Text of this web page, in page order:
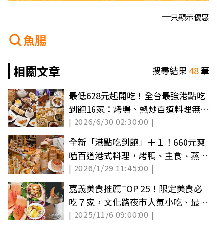
只顯示優惠
魚腸
相關文章
搜尋結果48筆
最低628元起開吃！全台最強港點吃
到飽16家：烤鴨、熱炒百道料理無限
夾
| 2026/6/30 02:30:00 |
全新「港點吃到飽」＋１！660元爽
嗑百道港式料理，烤鴨、主食、蒸點
無限夾
| 2026/1/29 11:45:00 |
嘉義美食推薦TOP 25！限定美食必
吃７家，文化路夜市人氣小吃、最美
老宅咖啡
| 2025/11/6 09:00:00 |